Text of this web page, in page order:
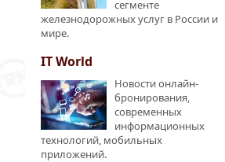
сегменте
железнодорожных услуг в России и
мире.
IT World
Новости онлайн-
бронирования,
современных
информационных
технологий, мобильных
приложений.